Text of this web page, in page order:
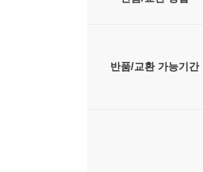
반품/교환 가능기간